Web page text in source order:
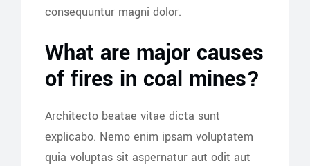
consequuntur magni dolor.
What are major causes
of fires in coal mines?
Architecto beatae vitae dicta sunt
explicabo. Nemo enim ipsam voluptatem
quia voluptas sit aspernatur aut odit aut